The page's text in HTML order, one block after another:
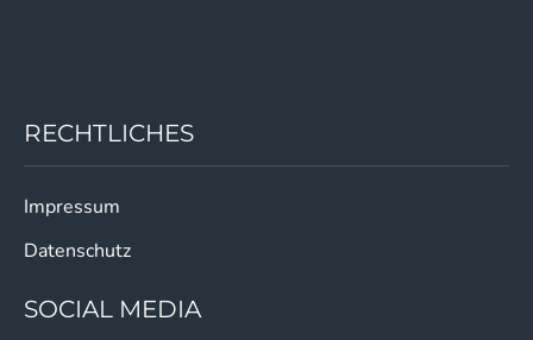
RECHTLICHES
Impressum
Datenschutz
SOCIAL MEDIA